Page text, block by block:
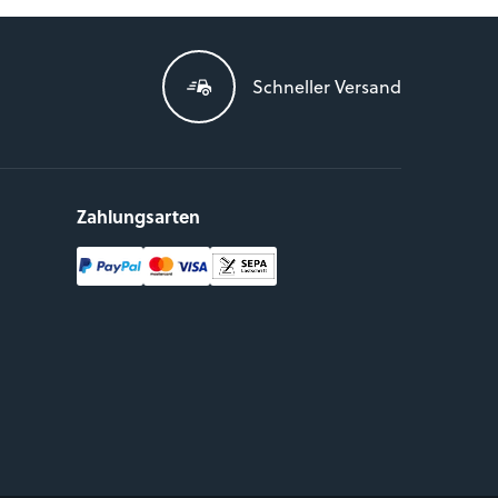
Schneller Versand
Zahlungsarten